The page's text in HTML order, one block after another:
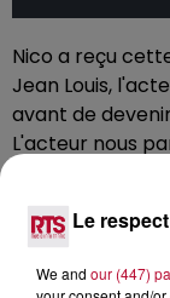
Nico a reçu
Jean Louis,
avant de
L'acteur nous
Un rôle qui l'a
sur sa vie
du Val de Marne.
Retrouvez
Le
We and our (447)